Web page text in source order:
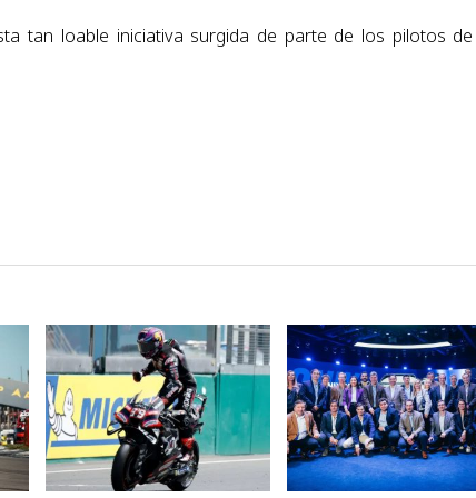
tan loable iniciativa surgida de parte de los pilotos
VER NOTA VER NOTA